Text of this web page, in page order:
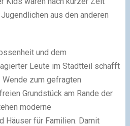
aus den anderen
und dem
Leute im Stadtteil schafft
zum gefragten
Grundstück am Rande der
moderne
Häuser für Familien. Damit